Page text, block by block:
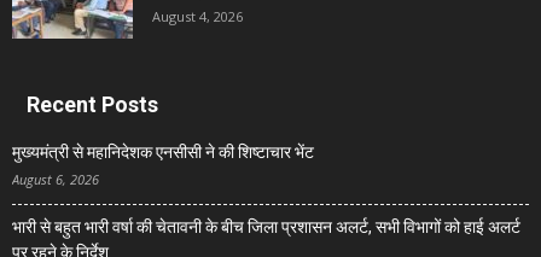
August 4, 2026
Recent Posts
मुख्यमंत्री से महानिदेशक एनसीसी ने की शिष्टाचार भेंट
August 6, 2026
भारी से बहुत भारी वर्षा की चेतावनी के बीच जिला प्रशासन अलर्ट, सभी विभागों को हाई अलर्ट
पर रहने के निर्देश